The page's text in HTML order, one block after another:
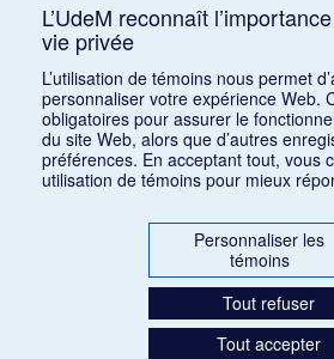
L’UdeM reconnaît
vie privée
L’utilisation de témoins nous permet
personnaliser votre expérience Web.
obligatoires pour assurer le
du site Web, alors que d’autres
préférences. En acceptant tout, vous
utilisation de témoins pour mieux
Personnaliser les
témoins
Tout refuser
Tout accepter